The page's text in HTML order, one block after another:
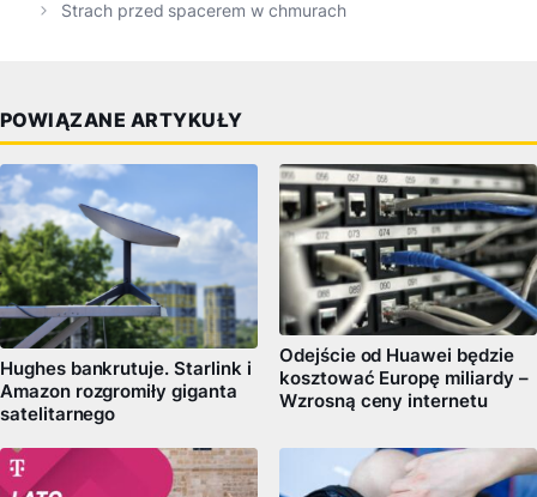
Strach przed spacerem w chmurach
POWIĄZANE ARTYKUŁY
Hughes bankrutuje. Starlink i
Amazon rozgromiły giganta
satelitarnego
Odejście od Huawei będzie
kosztować Europę miliardy –
Wzrosną ceny internetu